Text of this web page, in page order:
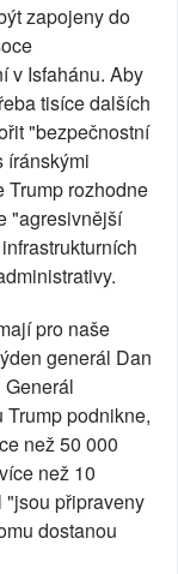
zapojeny do
v Isfahánu. Aby
tisíce dalších
"bezpečnostní
íránskými
Trump rozhodne
"agresivnější
pro naše
generál Dan
podnikne,
než 50 000
než 10
"jsou připraveny
dostanou